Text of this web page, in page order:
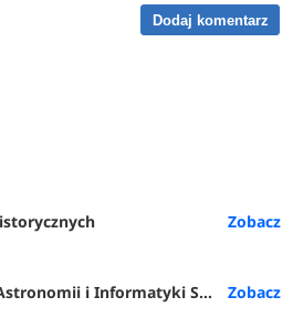
Dodaj komentarz
i Informatyki Stosowanej